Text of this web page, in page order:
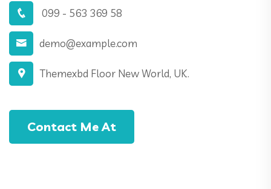
099 - 563 369 58
demo@example.com
Themexbd Floor New World, UK.
Contact Me At